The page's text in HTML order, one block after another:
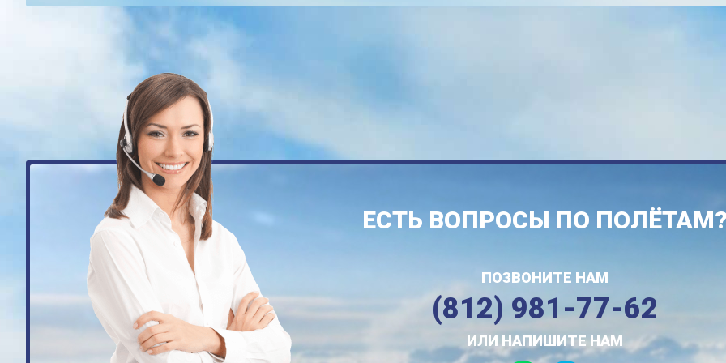
ЕСТЬ ВОПРОСЫ ПО
ПОЗВОНИТЕ НАМ
(812) 981-77-62
ИЛИ НАПИШИТЕ НАМ